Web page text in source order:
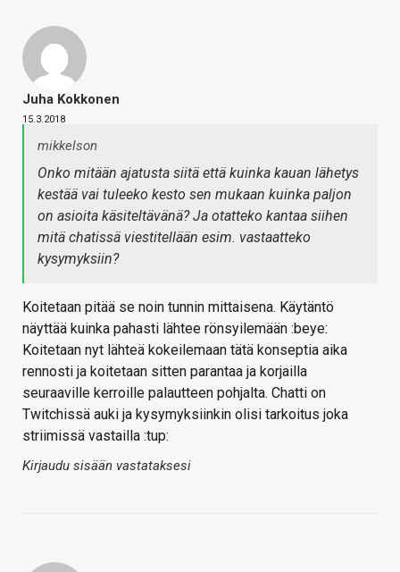
Juha Kokkonen
15.3.2018
mikkelson
Onko mitään ajatusta siitä että kuinka kauan lähetys
kestää vai tuleeko kesto sen mukaan kuinka paljon
on asioita käsiteltävänä? Ja otatteko kantaa siihen
mitä chatissä viestitellään esim. vastaatteko
kysymyksiin?
Koitetaan pitää se noin tunnin mittaisena. Käytäntö
näyttää kuinka pahasti lähtee rönsyilemään :beye:
Koitetaan nyt lähteä kokeilemaan tätä konseptia aika
rennosti ja koitetaan sitten parantaa ja korjailla
seuraaville kerroille palautteen pohjalta. Chatti on
Twitchissä auki ja kysymyksiinkin olisi tarkoitus joka
striimissä vastailla :tup:
Kirjaudu sisään vastataksesi